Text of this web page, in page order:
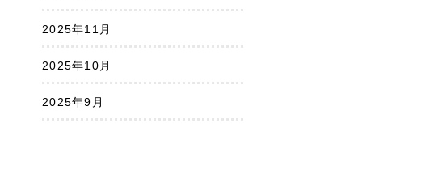
2025年11月
2025年10月
2025年9月